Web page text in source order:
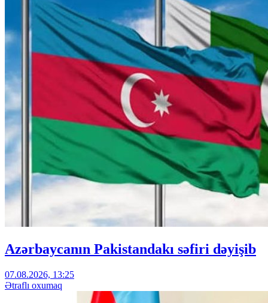
Azərbaycanın Pakistandakı səfiri dəyişib
07.08.2026, 13:25
Ətraflı oxumaq